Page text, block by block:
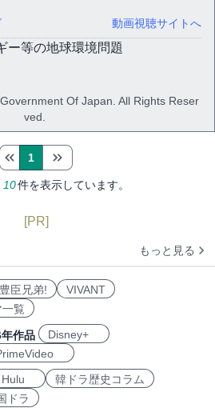
動画視聴サイトへ
ー等の地球環境問題
Of Japan. All Rights Reser
ved.
10件を表示しています。
1
[PR]
もっと見る
臣兄弟!
VIVANT
覧
作品
Disney+
Hulu
韓ドラ歴史コラム
ドラ